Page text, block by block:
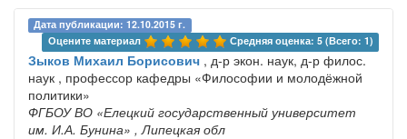
Дата публикации: 12.10.2015 г.
Оцените материал
Средняя оценка: 5 (Всего: 1)
Зыков Михаил Борисович , д-р экон. наук, д-р филос.
наук , профессор кафедры «Философии и молодёжной
политики»
ФГБОУ ВО «Елецкий государственный университет
им. И.А. Бунина» , Липецкая обл